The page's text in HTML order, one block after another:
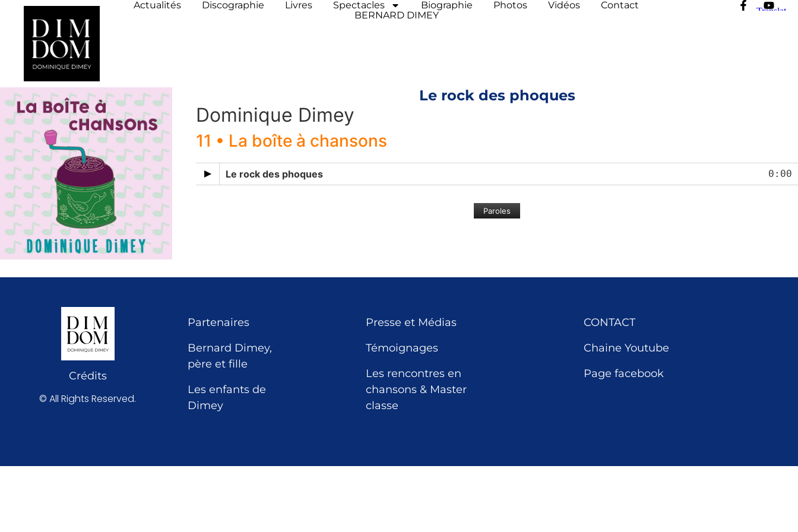
Actualités Discographie Livres Spectacles Biographie Photos Vidéos
Contact
BERNARD DIMEY
Le rock des phoques
Dominique Dimey
11 • La boîte à chansons
Le rock des phoques 0:00
Paroles
Crédits
© All Rights Reserved.
Partenaires
Bernard Dimey,
père et fille
Les enfants de
Dimey
Presse et Médias
Témoignages
Les rencontres en
chansons & Master
classe
CONTACT
Chaine Youtube
Page facebook